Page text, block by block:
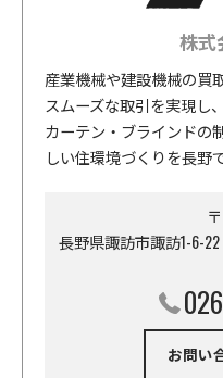
株式
産業機械や建設機械の買
スムーズな取引を実現し
カーテン・ブラインドの
しい住環境づくりを長野
長野県諏訪市諏訪1-6-
お問い